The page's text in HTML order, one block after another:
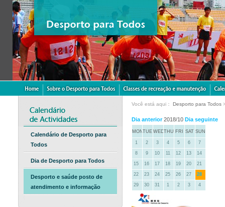
Calendário de Desporto para
Todos
Dia de Desporto para Todos
Desporto e saúde posto de
atendimento e informação
Você está aqui： Desporto para Todos
Dia anterior2018/10 Dia seguinte
MONTUE WEDTHU FRI SAT SUN
1 2 3 4 5 6 7
8 9 10 11 12 13 14
15 16 17 18 19 20 21
22 23 24 25 26 27 28
29 30 31 1 2 3 4